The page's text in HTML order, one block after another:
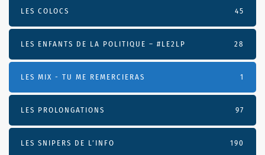
LES COLOCS 45
LES ENFANTS DE LA POLITIQUE – #LE2LP 28
LES MIX - TU ME REMERCIERAS 1
LES PROLONGATIONS 97
LES SNIPERS DE L’INFO 190